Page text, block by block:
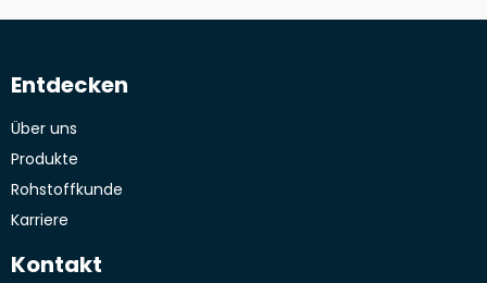
Entdecken
Über uns
Produkte
Rohstoffkunde
Karriere
Kontakt